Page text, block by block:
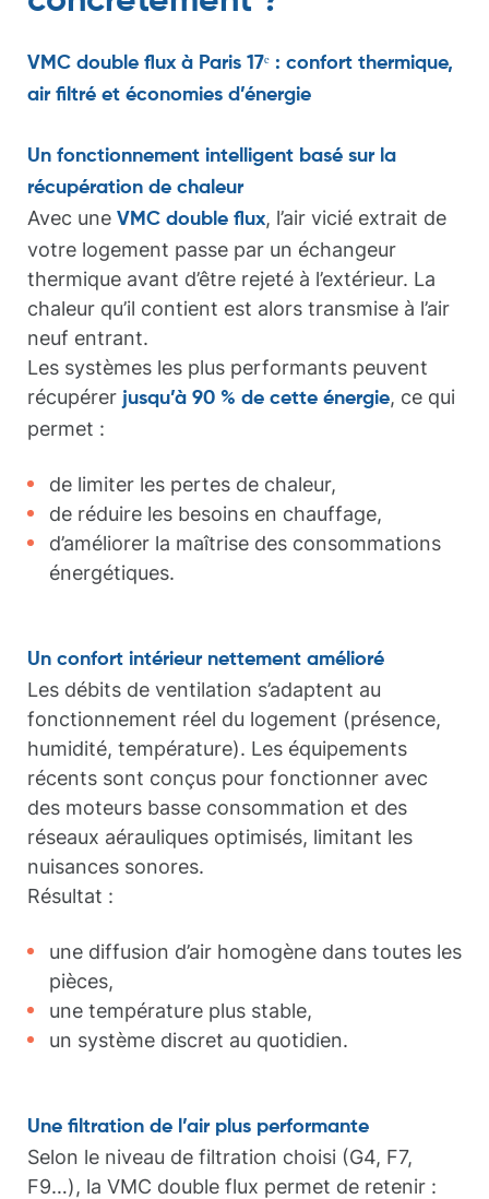
VMC double flux à Paris 17ᵉ : confort thermique,
air filtré et économies d’énergie
Un fonctionnement intelligent basé sur la
récupération de chaleur
Avec une VMC double flux, l’air vicié extrait de
votre logement passe par un échangeur
thermique avant d’être rejeté à l’extérieur. La
chaleur qu’il contient est alors transmise à l’air
neuf entrant.
Les systèmes les plus performants peuvent
récupérer jusqu’à 90 % de cette énergie, ce qui
permet :
de limiter les pertes de chaleur,
de réduire les besoins en chauffage,
d’améliorer la maîtrise des consommations
énergétiques.
Un confort intérieur nettement amélioré
Les débits de ventilation s’adaptent au
fonctionnement réel du logement (présence,
humidité, température). Les équipements
récents sont conçus pour fonctionner avec
des moteurs basse consommation et des
réseaux aérauliques optimisés, limitant les
nuisances sonores.
Résultat :
une diffusion d’air homogène dans toutes les
pièces,
une température plus stable,
un système discret au quotidien.
Une filtration de l’air plus performante
Selon le niveau de filtration choisi (G4, F7,
F9…), la VMC double flux permet de retenir :